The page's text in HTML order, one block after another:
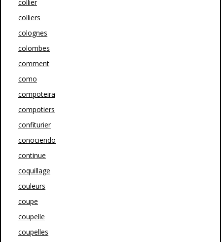
collier
colliers
colognes
colombes
comment
como
compoteira
compotiers
confiturier
conociendo
continue
coquillage
couleurs
coupe
coupelle
coupelles